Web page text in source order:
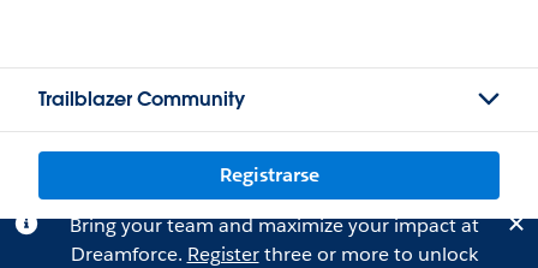
Trailblazer Community
Registrarse
Bring your team and maximize your impact at
Dreamforce. Registerthree or more to unlock